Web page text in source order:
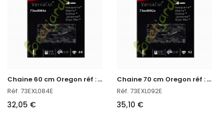
C
haine 60 cm Oregon réf : 73EXL084E
Réf. 73EXL084E
32,05 €
C
haine 70 cm Oregon réf : 73EXL092E
Réf. 73EXL092E
35,10 €